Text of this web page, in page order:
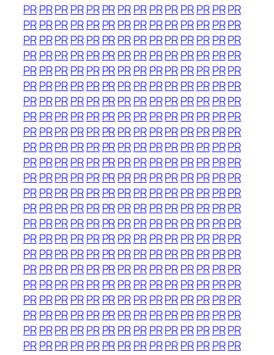
PRPRPRPRPR PRPRPRPRPRPRPR PRPR
PRPRPRPRPR PRPRPRPRPRPRPR PRPR
PRPRPRPRPR PRPRPRPRPRPRPR PRPR
PRPRPRPRPR PRPRPRPRPRPRPR PRPR
PRPRPRPRPR PRPRPRPRPRPRPR PRPR
PRPRPRPRPR PRPRPRPRPRPRPR PRPR
PRPRPRPRPR PRPRPRPRPRPRPR PRPR
PRPRPRPRPR PRPRPRPRPRPRPR PRPR
PRPRPRPRPR PRPRPRPRPRPRPR PRPR
PRPRPRPRPR PRPRPRPRPRPRPR PRPR
PRPRPRPRPR PRPRPRPRPRPRPR PRPR
PRPRPRPRPR PRPRPRPRPRPRPR PRPR
PRPRPRPRPR PRPRPRPRPRPRPR PRPR
PRPRPRPRPR PRPRPRPRPRPRPR PRPR
PRPRPRPRPR PRPRPRPRPRPRPR PRPR
PRPRPRPRPR PRPRPRPRPRPRPR PRPR
PRPRPRPRPR PRPRPRPRPRPRPR PRPR
PRPRPRPRPR PRPRPRPRPRPRPR PRPR
PRPRPRPRPR PRPRPRPRPRPRPR PRPR
PRPRPRPRPR PRPRPRPRPRPRPR PRPR
PRPRPRPRPR PRPRPRPRPRPRPR PRPR
PRPRPRPRPR PRPRPRPRPRPRPR PRPR
PRPRPRPRPR PRPRPRPRPRPRPR PRPR